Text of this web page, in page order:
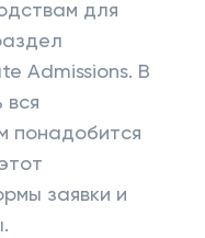
для
Admissions. В
вся
понадобится
заявки и